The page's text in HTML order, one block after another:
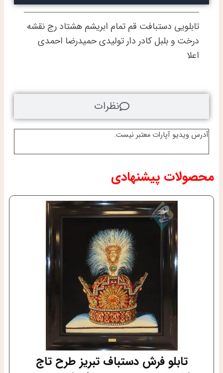
بلبل
احمدی
هشتاد
آدرس ویدیو آپارات معتبر نیست.
نظرات
تابلویی دستبافت قم تمام ابریشم هشتاد رج نقشه
درخت و بلبل کادر دار تولیدی حمیدرضا احمدی
اعلا
محصولات پیشنهادی
تابلو فرش دستباف تبریز طرح تاج